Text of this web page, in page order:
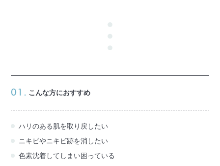
こんな方におすすめ
ハリのある肌を取り戻したい
ニキビやニキビ跡を消したい
色素沈着してしまい困っている